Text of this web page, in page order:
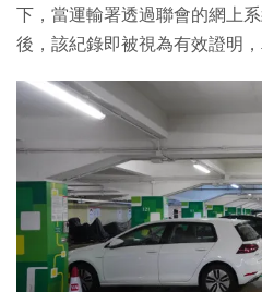
下，當運輸署透過聯會的網上
後，該紀錄即被視為有效證明